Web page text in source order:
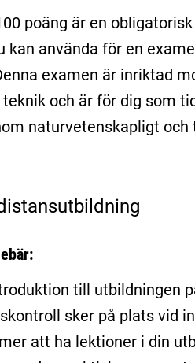
poäng är en
kan använda för en
examen är inriktad
och är för dig som
naturvetenskapligt och
till utbildningen
sker på plats vid
att ha lektioner i din